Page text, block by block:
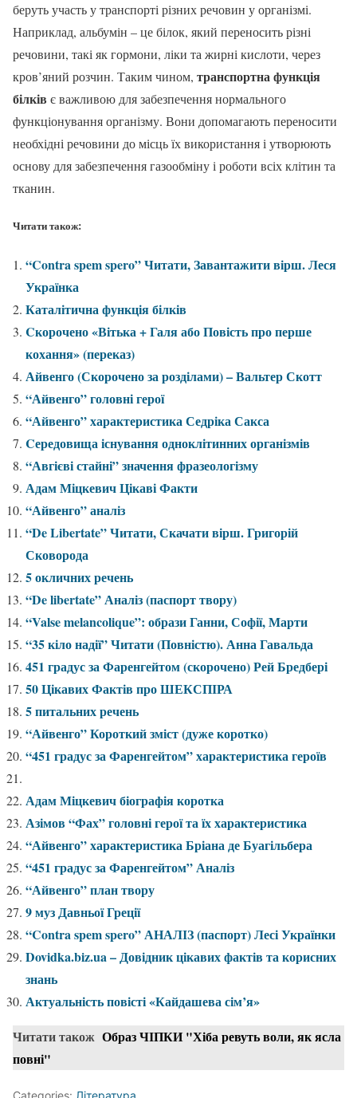
беруть участь у транспорті різних речовин у організмі.
Наприклад, альбумін – це білок, який переносить різні
речовини, такі як гормони, ліки та жирні кислоти, через
кров’яний розчин. Таким чином, транспортна функція
білків є важливою для забезпечення нормального
функціонування організму. Вони допомагають переносити
необхідні речовини до місць їх використання і утворюють
основу для забезпечення газообміну і роботи всіх клітин та
тканин.
Читати також:
“Contra spem spero” Читати, Завантажити вірш. Леся
Українка
Каталітична функція білків
Cкорочено «Вітька + Галя або Повість про перше
кохання» (переказ)
Айвенго (Скорочено за розділами) – Вальтер Скотт
“Айвенго” головні герої
“Айвенго” характеристика Седріка Сакса
Cередовища існування одноклітинних організмів
“Авгієві стайні” значення фразеологізму
Адам Міцкевич Цікаві Факти
“Айвенго” аналіз
“De Libertate” Читати, Скачати вірш. Григорій
Сковорода
5 окличних речень
“De libertate” Аналіз (паспорт твору)
“Valse melancolique”: образи Ганни, Софії, Марти
“35 кіло надії” Читати (Повністю). Анна Гавальда
451 градус за Фаренгейтом (скорочено) Рей Бредбері
50 Цікавих Фактів про ШЕКСПІРА
5 питальних речень
“Айвенго” Короткий зміст (дуже коротко)
“451 градус за Фаренгейтом” характеристика героїв
Адам Міцкевич біографія коротка
Азімов “Фах” головні герої та їх характеристика
“Айвенго” характеристика Бріана де Буагільбера
“451 градус за Фаренгейтом” Аналіз
“Айвенго” план твору
9 муз Давньої Греції
“Contra spem spero” АНАЛІЗ (паспорт) Лесі Українки
Dovidka.biz.ua – Довідник цікавих фактів та корисних
знань
Актуальність повісті «Кайдашева сім’я»
Читати також Образ ЧІПКИ "Хіба ревуть воли, як ясла
повні"
Categories: Література